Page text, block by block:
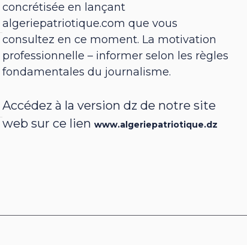
concrétisée en lançant
algeriepatriotique.com que vous
consultez en ce moment. La motivation
professionnelle – informer selon les règles
fondamentales du journalisme.
Accédez à la version dz de notre site
web sur ce lienwww.algeriepatriotique.dz